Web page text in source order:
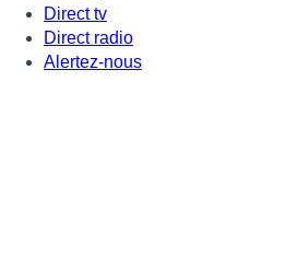
Direct tv
Direct radio
Alertez-nous